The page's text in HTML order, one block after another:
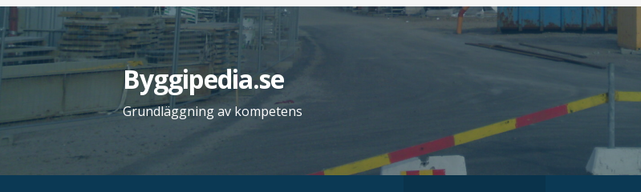
o
p
p
t
l
Byggipedia.se
Grundläggning av kompetens